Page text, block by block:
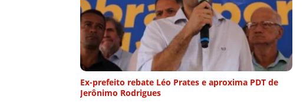
Ex-prefeito rebate Léo Prates e aproxima PDT de
Jerônimo Rodrigues